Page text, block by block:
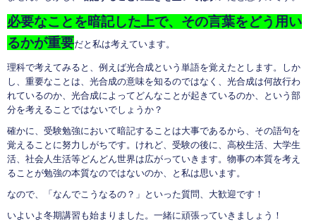
必要なことを暗記した上で、その言葉をどう用い
るかが重要だと私は考えています。
理科で考えてみると、例えば光合成という単語を覚えたとします。しか
し、重要なことは、光合成の意味を知るのではなく、光合成は何故行わ
れているのか、光合成によってどんなことが起きているのか、という部
分を考えることではないでしょうか？
確かに、受験勉強において暗記することは大事であるから、その語句を
覚えることに努力しがちです。けれど、受験の後に、高校生活、大学生
活、社会人生活等どんどん世界は広がっていきます。物事の本質を考え
ることが勉強の本質なのではないのか、と私は思います。
なので、「なんでこうなるの？」といった質問、大歓迎です！
いよいよ冬期講習も始まりました。一緒に頑張っていきましょう！